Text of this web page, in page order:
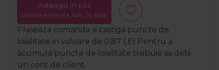
Adauga in cos
Livrare estimata: luni, 10 aug.
Plaseaza comanda si castiga puncte de
loialitate in valoare de 0,87 LEI Pentru a
acumula puncte de loialitate trebuie sa detii
un cont de client.